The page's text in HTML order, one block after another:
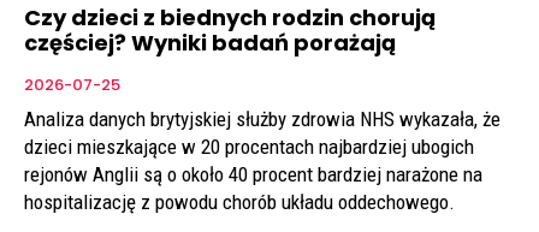
Czy dzieci z biednych rodzin chorują
częściej? Wyniki badań porażają
2026-07-25
Analiza danych brytyjskiej służby zdrowia NHS wykazała, że
dzieci mieszkające w 20 procentach najbardziej ubogich
rejonów Anglii są o około 40 procent bardziej narażone na
hospitalizację z powodu chorób układu oddechowego.